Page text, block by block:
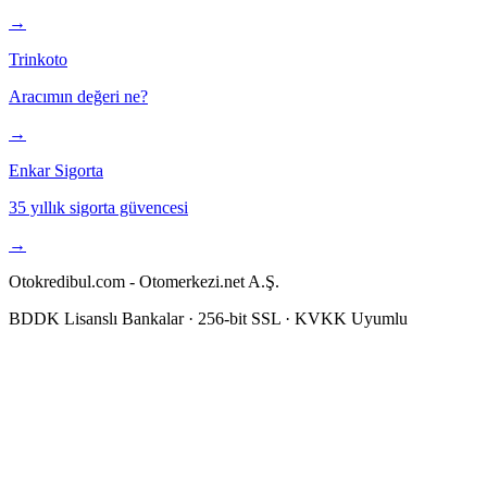
→
Trinkoto
Aracımın değeri ne?
→
Enkar Sigorta
35 yıllık sigorta güvencesi
→
Otokredibul.com - Otomerkezi.net A.Ş.
BDDK Lisanslı Bankalar · 256-bit SSL · KVKK Uyumlu